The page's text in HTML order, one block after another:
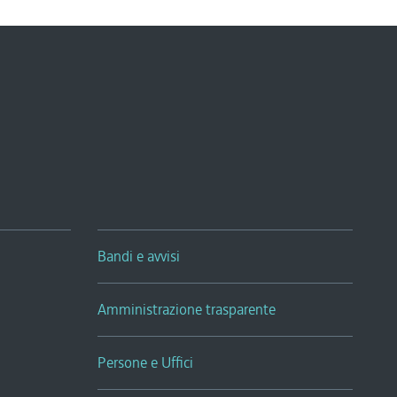
Bandi e avvisi
Amministrazione trasparente
Persone e Uffici